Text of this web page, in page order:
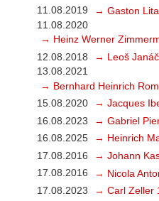
11.08.2019
→ Gaston
11.08.2020
→ Heinz Werner
12.08.2018
→ Leoš
13.08.2021
→ Bernhard Heinrich
15.08.2020
→ Jacques
16.08.2023
→ Gabriel
16.08.2025
→ Heinrich
17.08.2016
→ Johann
17.08.2016
→ Nicola
17.08.2023
→ Carl Zeller